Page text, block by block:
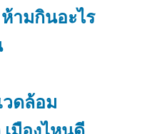
ามกินอะไร
วดล้อม